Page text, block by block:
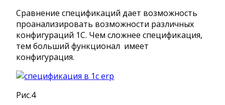
Сравнение спецификаций дает возможность
проанализировать возможности различных
конфигураций 1С. Чем сложнее спецификация,
тем больший функционал имеет
конфигурация.
Рис.4